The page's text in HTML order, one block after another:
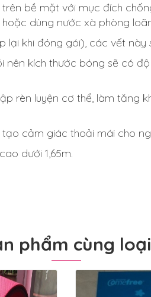
bề mặt với mục đích
dùng nước xà phòng
khi đóng gói), các vết này
kích thước bóng sẽ có
rèn luyện cơ thể, làm tăng
cảm giác thoải mái cho
dưới 1,65m.
phẩm cùng loại